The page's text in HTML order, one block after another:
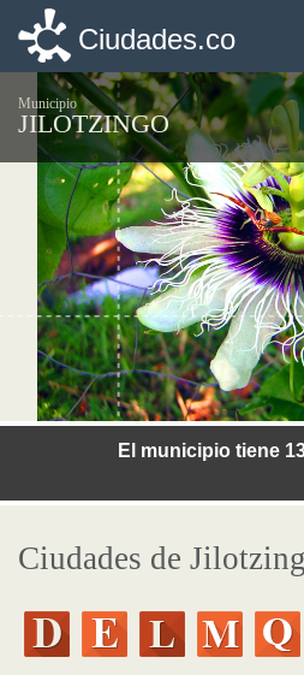
Ciudades.co
Municipio
JILOTZINGO
El municipio tiene
Ciudades de
Ciudades.co